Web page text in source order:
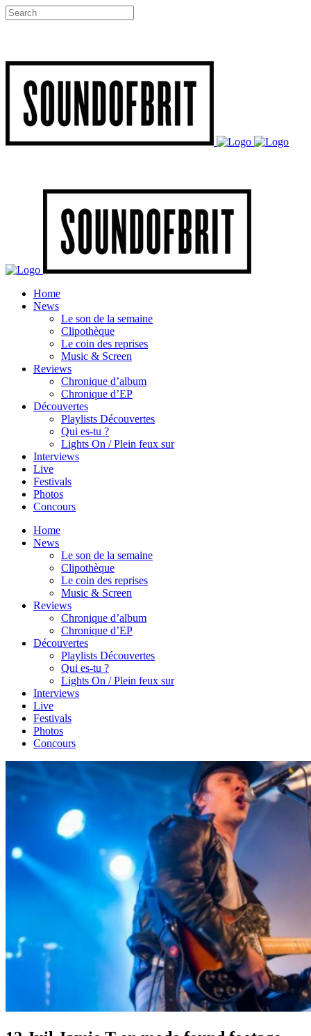
Home
News
Le son de la semaine
Clipothèque
Le coin des reprises
Music & Screen
Reviews
Chronique d’album
Chronique d’EP
Découvertes
Playlists Découvertes
Qui es-tu ?
Lights On / Plein feux sur
Interviews
Live
Festivals
Photos
Concours
Home
News
Le son de la semaine
Clipothèque
Le coin des reprises
Music & Screen
Reviews
Chronique d’album
Chronique d’EP
Découvertes
Playlists Découvertes
Qui es-tu ?
Lights On / Plein feux sur
Interviews
Live
Festivals
Photos
Concours